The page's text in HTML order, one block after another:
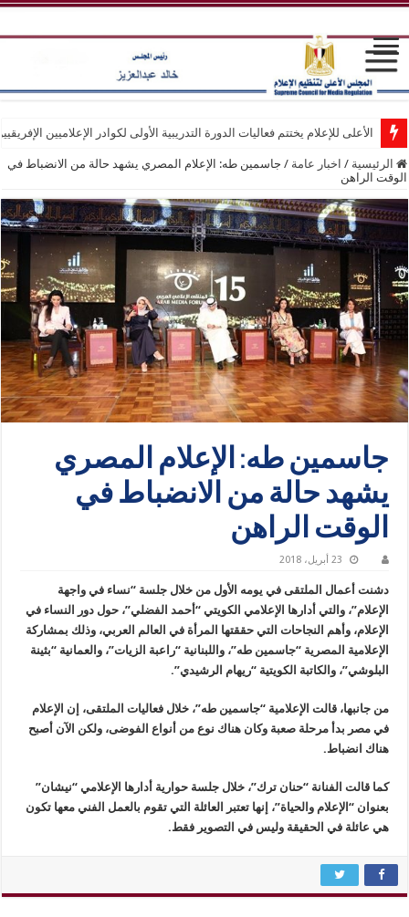
الأعلى للإعلام يختتم فعاليات الدورة التدريبية الأولى لكوادر الإعلاميين
الرئيسية / اخبار عامة / جاسمين طه: الإعلام المصري يشهد حالة من الانضباط في
الوقت الراهن
جاسمين طه: الإعلام المصري
يشهد حالة من الانضباط في
الوقت الراهن
23 أبريل، 2018
دشنت أعمال الملتقى في يومه الأول من خلال جلسة “نساء في واجهة
الإعلام”، والتي أدارها الإعلامي الكويتي “أحمد الفضلي”، حول دور النساء في
الإعلام، وأهم النجاحات التي حققتها المرأة في العالم العربي، وذلك بمشاركة
الإعلامية المصرية “جاسمين طه”، واللبنانية “راعبة الزيات”، والعمانية “بثينة
البلوشي”، والكاتبة الكويتية “ريهام الرشيدي”.
من جانبها، قالت الإعلامية “جاسمين طه”، خلال فعاليات الملتقى، إن الإعلام
في مصر بدأ مرحلة صعبة وكان هناك نوع من أنواع الفوضى، ولكن الآن أصبح
هناك انضباط.
كما قالت الفنانة “حنان ترك”، خلال جلسة حوارية أدارها الإعلامي “نيشان”
بعنوان “الإعلام والحياة”، إنها تعتبر العائلة التي تقوم بالعمل الفني معها تكون
هي عائلة في الحقيقة وليس في التصوير فقط.